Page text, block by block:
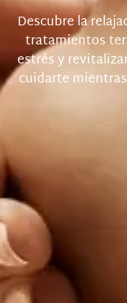
Descubre la
tratamientos
estrés y
cuidarte